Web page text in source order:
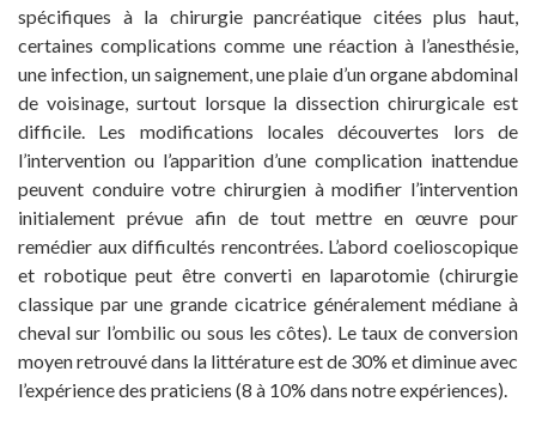
spécifiques à la chirurgie pancréatique citées plus haut,
certaines complications comme une réaction à l’anesthésie,
une infection, un saignement, une plaie d’un organe abdominal
de voisinage, surtout lorsque la dissection chirurgicale est
difficile. Les modifications locales découvertes lors de
l’intervention ou l’apparition d’une complication inattendue
peuvent conduire votre chirurgien à modifier l’intervention
initialement prévue afin de tout mettre en œuvre pour
remédier aux difficultés rencontrées. L’abord coelioscopique
et robotique peut être converti en laparotomie (chirurgie
classique par une grande cicatrice généralement médiane à
cheval sur l’ombilic ou sous les côtes). Le taux de conversion
moyen retrouvé dans la littérature est de 30% et diminue avec
l’expérience des praticiens (8 à 10% dans notre expériences).